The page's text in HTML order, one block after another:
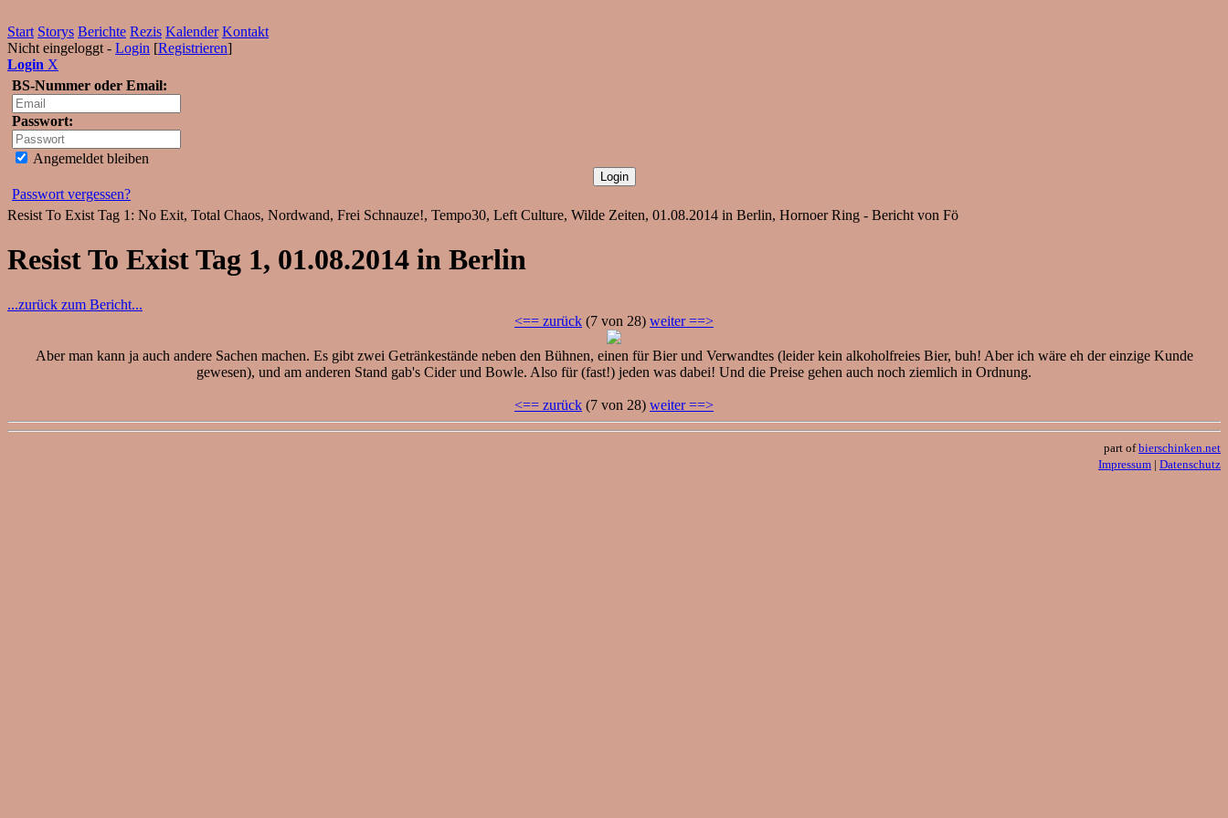
Start Storys Berichte Rezis Kalender Kontakt
Nicht eingeloggt - Login [Registrieren]
Login X
BS-Nummer oder Email:
Passwort:
Angemeldet bleiben
Passwort vergessen?
Resist To Exist Tag 1: No Exit, Total Chaos, Nordwand, Frei Schnauze!, Tempo30, Left Culture, Wilde Zeiten, 01.08.2014 in Berlin, Hornoer Ring - Bericht von Fö
Resist To Exist Tag 1, 01.08.2014 in Berlin
...zurück zum Bericht...
<== zurück (7 von 28) weiter ==>
Aber man kann ja auch andere Sachen machen. Es gibt zwei Getränkestände neben den Bühnen, einen für Bier und Verwandtes (leider kein alkoholfreies Bier, buh! Aber ich wäre eh der einzige Kunde
gewesen), und am anderen Stand gab's Cider und Bowle. Also für (fast!) jeden was dabei! Und die Preise gehen auch noch ziemlich in Ordnung.
<== zurück (7 von 28) weiter ==>
part ofbierschinken.net
Impressum | Datenschutz